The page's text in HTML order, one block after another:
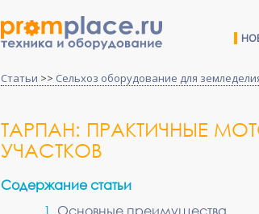
Статьи >> Сельхоз оборудование для
ТАРПАН: ПРАКТИЧНЫЕ
УЧАСТКОВ
Содержание статьи
Основные преимущества